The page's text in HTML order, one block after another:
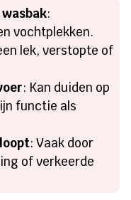
:
vochtplekken.
lek, verstopte of
: Kan duiden op
functie als
: Vaak door
of verkeerde